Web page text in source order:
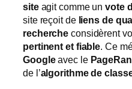
siteagit comme unvote
site reçoit de liens de
recherche considèrent
pertinent et fiable . Ce
Googleavec le
de l’algorithme de